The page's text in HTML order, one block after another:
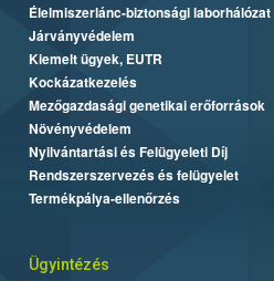
Élelmiszerlánc-biztonsági laborhálózat
Járványvédelem
Kiemelt ügyek, EUTR
Kockázatkezelés
Mezőgazdasági genetikai erőforrások
Növényvédelem
Nyilvántartási és Felügyeleti Díj
Rendszerszervezés és felügyelet
Termékpálya-ellenőrzés
Ügyintézés